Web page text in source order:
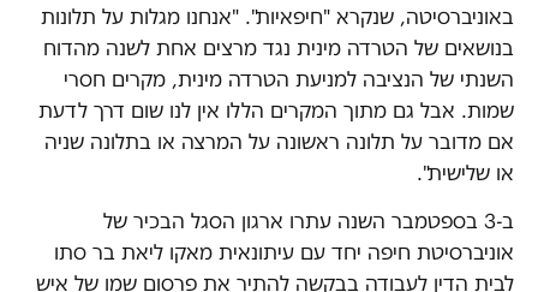
באוניברסיטה, שנקרא "חיפאיות". "אנחנו מגלות על תלונות
בנושאים של הטרדה מינית נגד מרצים אחת לשנה מהדוח
השנתי של הנציבה למניעת הטרדה מינית, מקרים חסרי
שמות. אבל גם מתוך המקרים הללו אין לנו שום דרך לדעת
אם מדובר על תלונה ראשונה על המרצה או בתלונה שניה
או שלישית".
ב-3 בספטמבר השנה עתרו ארגון הסגל הבכיר של
אוניברסיטת חיפה יחד עם עיתונאית מאקו ליאת בר סתו
לבית הדין לעבודה בבקשה להתיר את פרסום שמו של איש